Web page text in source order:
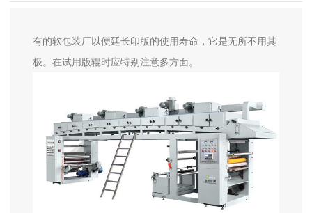
有的软包装厂以便廷长印版的使用寿命，它是无所不用其
极。在试用版辊时应特别注意多方面。